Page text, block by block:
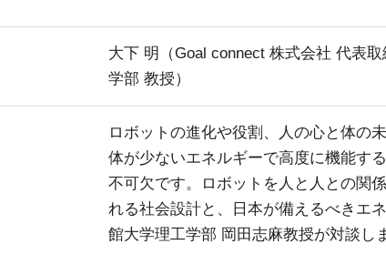
大下 明（Goal connect 株式会社 代表
学部 教授）
ロボットの進化や役割、人の心と体の
体が少ないエネルギーで高度に機能す
不可欠です。ロボットを人と人との関
れる社会設計と、日本が備えるべきエ
館大学理工学部 岡田志麻教授が対談し